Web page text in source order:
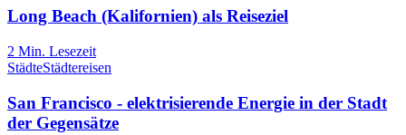
Long Beach (Kalifornien) als Reiseziel
2 Min. Lesezeit
StädteStädtereisen
San Francisco - elektrisierende Energie in der Stadt
der Gegensätze